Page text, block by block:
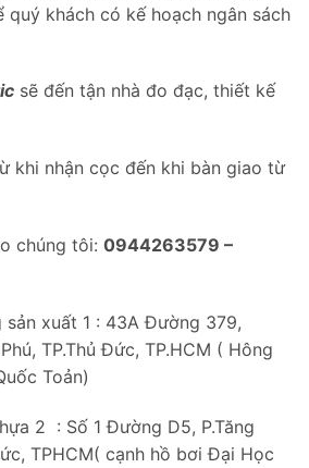
khách có kế hoạch ngân sách
sẽ đến tận nhà đo đạc, thiết kế
khi nhận cọc đến khi bàn giao từ
chúng tôi: 0944263579 –
sản xuất 1 : 43A Đường 379,
TP.Thủ Đức, TP.HCM ( Hông
Toản)
2 : Số 1 Đường D5, P.Tăng
TPHCM( cạnh hồ bơi Đại Học